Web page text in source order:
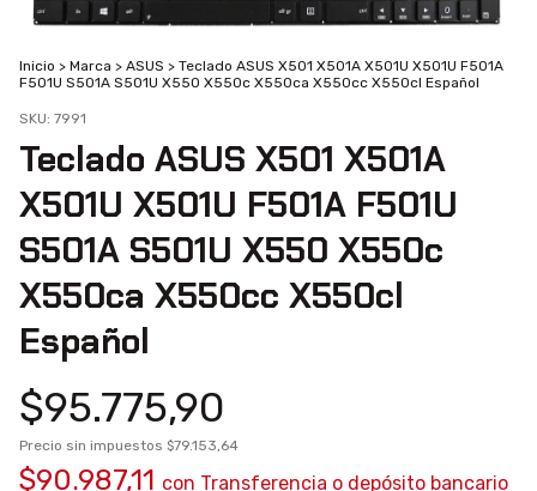
Inicio > Marca > ASUS > Teclado ASUS X501 X501A X501U X501U F501A
F501U S501A S501U X550 X550c X550ca X550cc X550cl Español
SKU: 7991
Teclado ASUS X501 X501A
X501U X501U F501A F501U
S501A S501U X550 X550c
X550ca X550cc X550cl
Español
$95.775,90
Precio sin impuestos $79.153,64
$90.987,11 con Transferencia o depósito bancario